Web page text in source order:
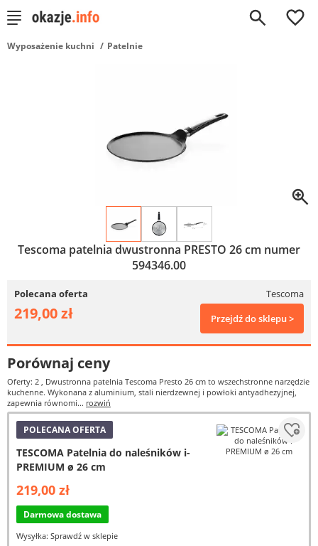
0
Wyposażenie kuchni Patelnie
Tescoma patelnia dwustronna PRESTO 26 cm numer
594346.00
Polecana oferta Tescoma
219,00 zł Przejdź do sklepu >
Porównaj ceny
Oferty: 2 , Dwustronna patelnia Tescoma Presto 26 cm to wszechstronne narzędzie
kuchenne. Wykonana z aluminium, stali nierdzewnej i powłoki antyadhezyjnej,
zapewnia równomi... rozwiń
POLECANA OFERTA
TESCOMA Patelnia do naleśników i-
PREMIUM ø 26 cm
219,00 zł
Darmowa dostawa
Wysyłka: Sprawdź w sklepie